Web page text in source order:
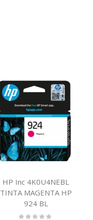
HP Inc 4K0U4NEBL
TINTA MAGENTA HP
924 BL
Rating: